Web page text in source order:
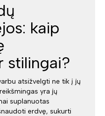
kaip
stilingai?
atsižvelgti ne tik į jų
yra jų
suplanuotas
erdvę, sukurti